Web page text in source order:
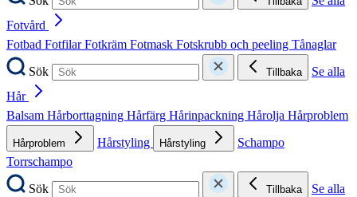
Fotvård
Fotbad FotfilarFotkräm Fotmask Fotskrubb och peeling Tånaglar
Sök
Tillbaka
Se alla
Hår
Balsam Hårborttagning Hårfärg Hårinpackning Hårolja Hårproblem
Hårproblem Hårstyling Hårstyling
Schampo
Torrschampo
Sök
Tillbaka
Se alla